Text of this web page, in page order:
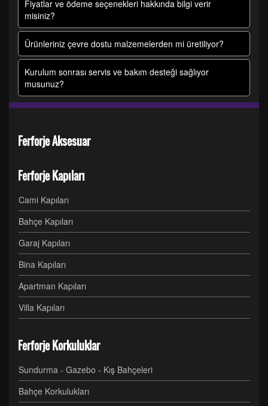
Fiyatlar ve ödeme seçenekleri hakkında bilgi verir
misiniz?
Ürünleriniz çevre dostu malzemelerden mi üretiliyor?
Kurulum sonrası servis ve bakım desteği sağlıyor
musunuz?
Ferforje Aksesuar
Ferforje Kapıları
Cami Kapıları
Bahçe Kapıları
Garaj Kapıları
Bina Kapıları
Apartman Kapıları
Villa Kapıları
Ferforje Korkuluklar
Sundurma - Gazebo - Kış Bahçeleri
Bahçe Korkulukları